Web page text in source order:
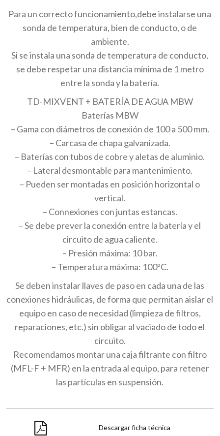
Para un correcto funcionamiento,debe instalarse una
sonda de temperatura, bien de conducto, o de
ambiente.
Si se instala una sonda de temperatura de conducto,
se debe respetar una distancia mínima de 1 metro
entre la sonda y la batería.
TD-MIXVENT + BATERÍA DE AGUA MBW
Baterías MBW
– Gama con diámetros de conexión de 100 a 500 mm.
– Carcasa de chapa galvanizada.
– Baterías con tubos de cobre y aletas de aluminio.
– Lateral desmontable para mantenimiento.
– Pueden ser montadas en posición horizontal o
vertical.
– Connexiones con juntas estancas.
– Se debe prever la conexión entre la batería y el
circuito de agua caliente.
– Presión máxima: 10 bar.
– Temperatura máxima: 100ºC.
Se deben instalar llaves de paso en cada una de las
conexiones hidráulicas, de forma que permitan aislar el
equipo en caso de necesidad (limpieza de filtros,
reparaciones, etc.) sin obligar al vaciado de todo el
circuito.
Recomendamos montar una caja filtrante con filtro
(MFL-F + MFR) en la entrada al equipo, para retener
las partículas en suspensión.
Descargar ficha técnica